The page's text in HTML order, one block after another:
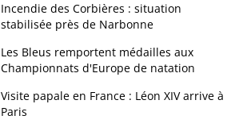
Incendie des Corbières : situation
stabilisée près de Narbonne
Les Bleus remportent médailles aux
Championnats d'Europe de natation
Visite papale en France : Léon XIV arrive à
Paris